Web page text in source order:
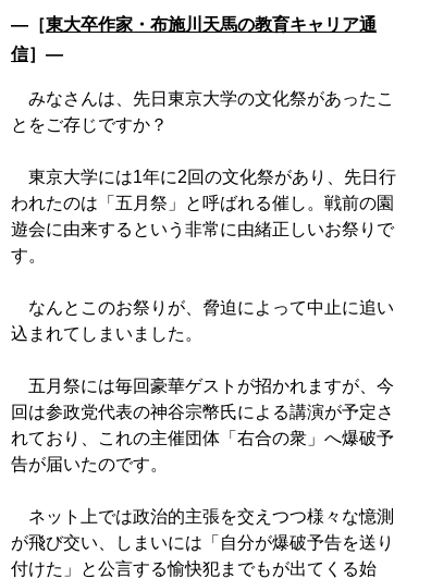
―［東大卒作家・布施川天馬の教育キャリア通
信］―
みなさんは、先日東京大学の文化祭があったこ
とをご存じですか？
東京大学には1年に2回の文化祭があり、先日行
われたのは「五月祭」と呼ばれる催し。戦前の園
遊会に由来するという非常に由緒正しいお祭りで
す。
なんとこのお祭りが、脅迫によって中止に追い
込まれてしまいました。
五月祭には毎回豪華ゲストが招かれますが、今
回は参政党代表の神谷宗幣氏による講演が予定さ
れており、これの主催団体「右合の衆」へ爆破予
告が届いたのです。
ネット上では政治的主張を交えつつ様々な憶測
が飛び交い、しまいには「自分が爆破予告を送り
付けた」と公言する愉快犯までもが出てくる始